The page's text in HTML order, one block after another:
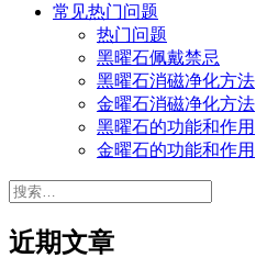
常见热门问题
热门问题
黑曜石佩戴禁忌
黑曜石消磁净化方法
金曜石消磁净化方法
黑曜石的功能和作用
金曜石的功能和作用
搜
近期文章